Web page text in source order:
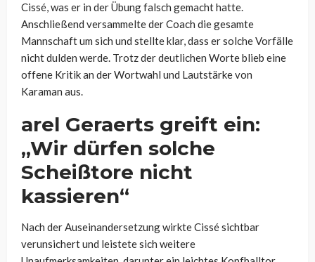
Cissé, was er in der Übung falsch gemacht hatte.
Anschließend versammelte der Coach die gesamte
Mannschaft um sich und stellte klar, dass er solche Vorfälle
nicht dulden werde. Trotz der deutlichen Worte blieb eine
offene Kritik an der Wortwahl und Lautstärke von
Karaman aus.
arel Geraerts greift ein:
„Wir dürfen solche
Scheißtore nicht
kassieren“
Nach der Auseinandersetzung wirkte Cissé sichtbar
verunsichert und leistete sich weitere